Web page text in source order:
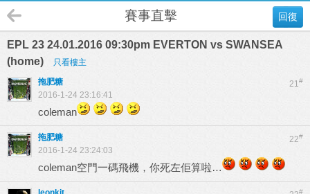
回復
賽事直擊
EPL 23 24.01.2016 09:30pm EVERTON vs SWANSEA
(home)
只看樓主
21#
拖肥糖
2016-1-24 23:16:41
coleman
22#
拖肥糖
2016-1-24 23:24:03
coleman空門一碼飛機，你死左佢算啦…
#